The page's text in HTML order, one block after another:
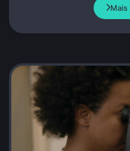
Mais